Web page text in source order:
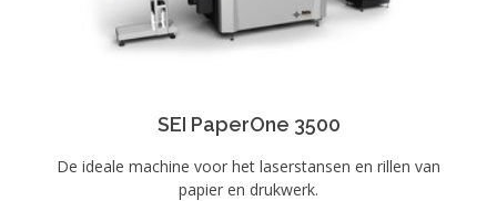
SEI PaperOne 3500
De ideale machine voor het laserstansen en rillen van
papier en drukwerk.